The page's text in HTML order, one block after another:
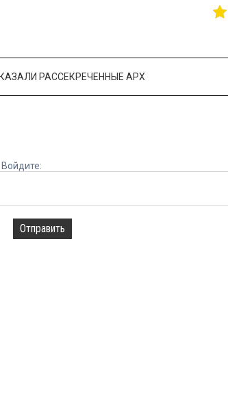
РАССЕКРЕЧЕННЫЕ АРХ
Войдите:
Отправить